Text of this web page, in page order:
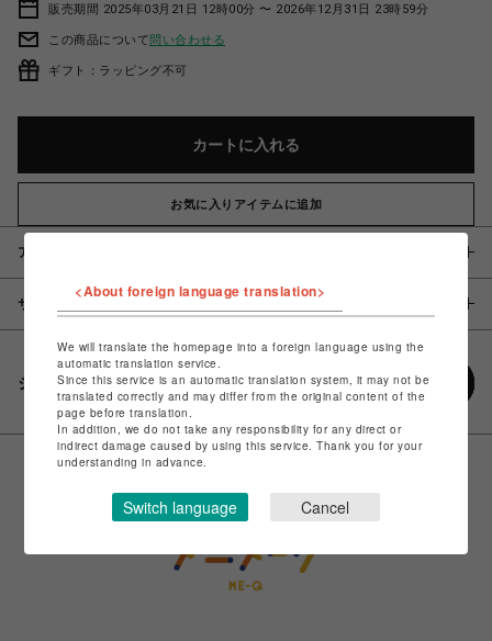
販売期間 2025年03月21日 12時00分 〜 2026年12月31日 23時59分
この商品について問い合わせる
ギフト：ラッピング不可
カートに入れる
お気に入りアイテムに追加
アイテム説明 / 素材
サイズ
シェアする
<About foreign language translation>
We will translate the homepage into a foreign language using the
automatic translation service.
Since this service is an automatic translation system, it may not be
translated correctly and may differ from the original content of the
page before translation.
In addition, we do not take any responsibility for any direct or
indirect damage caused by using this service. Thank you for your
understanding in advance.
Switch language Cancel